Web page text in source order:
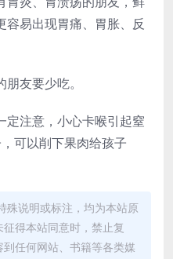
容易出现胃痛、胃胀、反
友要少吃。
定注意，小心卡喉引起窒
可以削下果肉给孩子
殊说明或标注，均为本站原
得本站同意时，禁止复
任何网站、书籍等各类媒